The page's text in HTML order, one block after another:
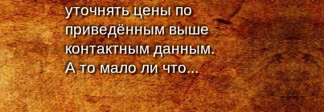
уточнять цены по
приведённым выше
контактным данным.
А то мало ли что...